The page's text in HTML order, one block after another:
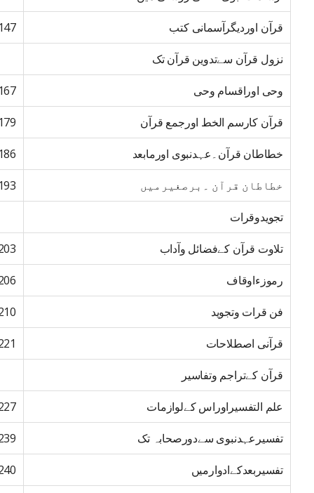
قرآن اوردیگرآسمانی کتب
نزول قرآن سےتدوین قرآن تک
وحی اوراقسام وحی
قرآن کارسم الخط اورجمع قرآن
خطاطان قرآن۔عہدنبوی اورمابعد
خطاطان قرآن ۔برصغیرمیں
تجویدوقرات
تلاوت قرآن کےفضائل وآداب
رموزءاوقاف
فن قرات وتجوید
قرآنی اصطلاحات
قرآن کےتراجم وتفاسیر
علم التفسیراوراس کےلوازمات
تفسیرعہدنبوی سےدورصحابہ تک
تفسیربعدکےادوارمیں